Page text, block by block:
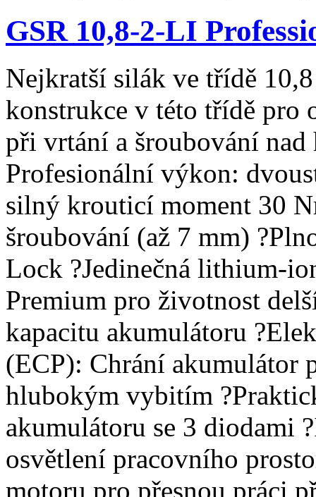
GSR 10,8-2-LI
Nejkratší silák ve třídě
konstrukce v této třídě pro
při vrtání a šroubování nad
Profesionální výkon:
silný krouticí moment 30
šroubování (až 7 mm)
Lock ?Jedinečná lithium-
Premium pro životnost
kapacitu akumulátoru
(ECP): Chrání akumulátor
hlubokým vybitím
akumulátoru se 3 diodami
osvětlení pracovního
motoru pro přesnou práci